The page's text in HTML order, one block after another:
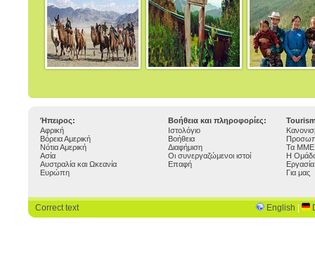
Ήπειρος: Βοήθεια και πληροφορίες:
Αφρική
Βόρεια Αμερική
Νότια Αμερική
Ασία
Αυστραλία και Ωκεανία
Ευρώπη
Ιστολόγιο
Βοήθεια
Διαφήμιση
Οι συνεργαζώμενοι ιστοί
Επαφή
Τα ΜΜΕ
Η
Εργασία
Για μας
Correct text English